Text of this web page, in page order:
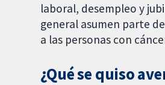
laboral, desempleo y
general asumen parte
a las personas con
¿Qué se quiso